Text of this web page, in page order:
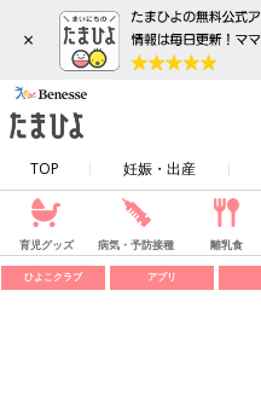
×
TOP 妊娠・出産
育児グッズ 病気・予防接種 離乳食
ひよこクラブ アプリ